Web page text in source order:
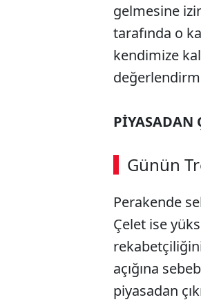
gelmesine
tarafında o
kendimize
PİYASADAN
Günün
Perakende
Çelet ise
açığına
piyasadan